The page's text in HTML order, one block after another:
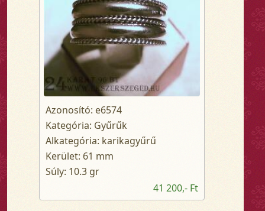
Azonosító: e6574
Kategória: Gyűrűk
Alkategória: karikagyűrű
Kerület: 61 mm
Súly: 10.3 gr
41 200,- Ft